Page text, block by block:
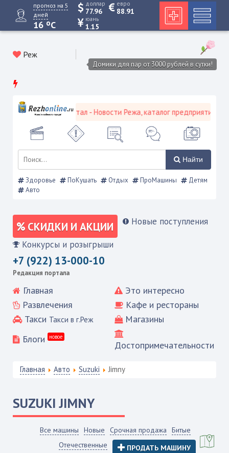
прогноз на 5
дней
16 oC
доллар
77.96
евро
88.91
юань
1.15
Реж
Домики для пар от 3000 рублей в сутки!
городской портал - Новости Режа, каталог предприятий,
Найти
Здоровье ПоКушать Отдых ПроМашины
Детям
Авто
СКИДКИ И АКЦИИ Новые поступления
Конкурсы и розыгрыши
+7 (922) 13-000-10
Редакция портала
Главная
Это интересно
Развлечения
Кафе и рестораны
Такси Такси в г.Реж
Магазины
Блоги
новое
Достопримечательности
Главная Авто Suzuki Jimny
SUZUKIJIMNY
Все машины Новые Срочная продажа
Битые
Отечественные
ПРОДАТЬ МАШИНУ